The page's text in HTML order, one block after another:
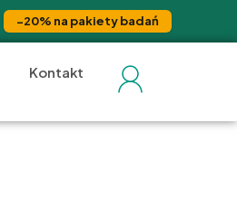
−20% na pakiety badań
Kontakt